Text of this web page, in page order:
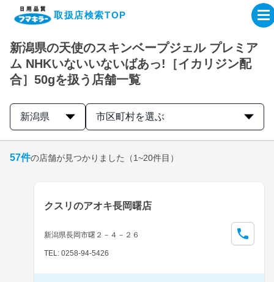
取扱店検索TOP
企業・IR情報サイト
製品情報サイト
オンラインショップ
製品検索はこちら
新潟県の天使のスキンベープジェル プレミア
ム NHKいないいないばあっ!［イカリジン配
合］50gを扱う店舗一覧
新潟県 市区町村を選ぶ
57件の店舗が見つかりました （1~20件目）
クスリのアオキ長岡曙店
新潟県長岡市曙２－４－２６
TEL: 0258-94-5426